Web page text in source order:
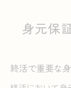
身元保
終活で重要な